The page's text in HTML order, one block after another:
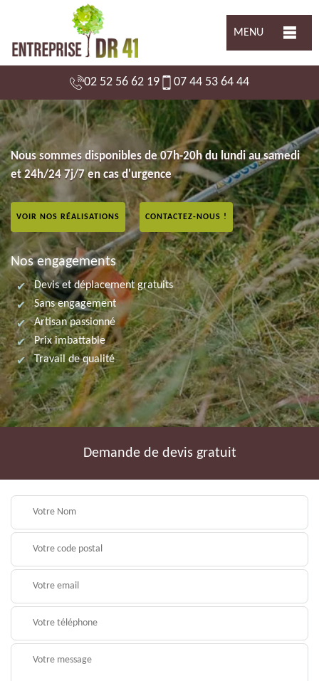
MENU
02 52 56 62 19 07 44 53 64 44
Nous sommes disponibles de 07h-20h du lundi au samedi
et 24h/24 7j/7 en cas d'urgence
VOIR NOS RÉALISATIONS CONTACTEZ-NOUS !
Nos engagements
Devis et déplacement gratuits
Sans engagement
Artisan passionné
Prix imbattable
Travail de qualité
Demande de devis gratuit